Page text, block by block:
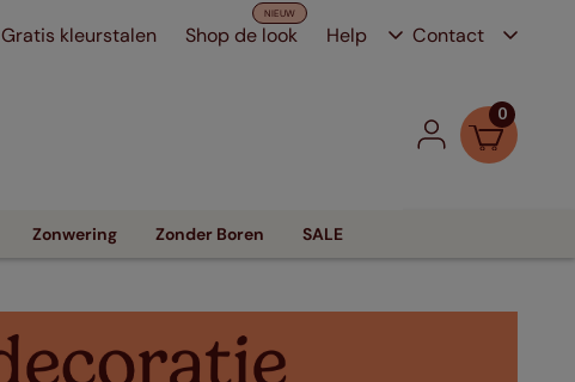
Gratis kleurstalen Shop de look Help Contact
0
Zonwering Zonder Boren SALE